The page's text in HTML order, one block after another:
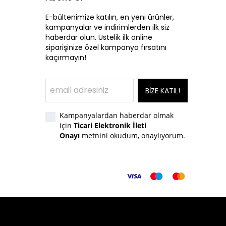
E-bültenimize katılın, en yeni ürünler,
kampanyalar ve indirimlerden ilk siz
haberdar olun. Üstelik ilk online
siparişinize özel kampanya fırsatını
kaçırmayın!
BİZE KATIL!
Kampanyalardan haberdar olmak
için Ticari Elektronik İleti
Onayı metnini okudum, onaylıyorum.